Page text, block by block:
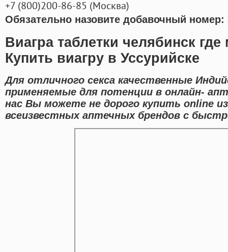
+7 (800)200-86-85 (Москва)
Обязательно назовите добавочный номер:
Виагра таблетки челябинск
Купить виагру в Уссурийске
Для отличного секса качественные
применяемые для потенции в онлайн-
нас Вы можете не дорого купить online
всеизвестных аптечных брендов с